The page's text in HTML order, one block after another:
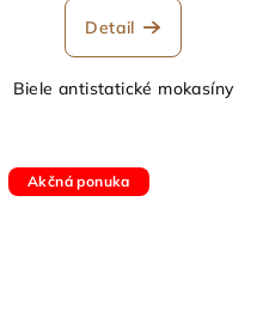
Detail
Biele antistatické mokasíny
Akčná ponuka